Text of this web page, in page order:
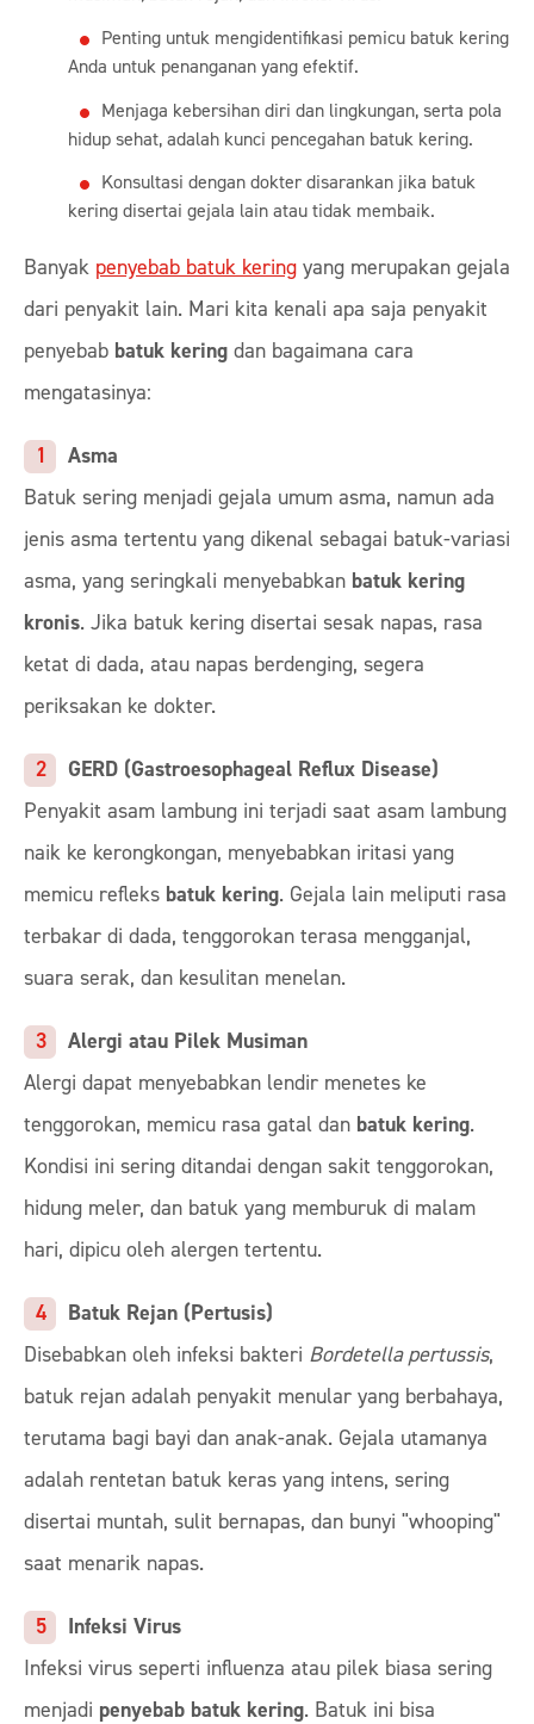
Penting untuk mengidentifikasi pemicu batuk kering
Anda untuk penanganan yang efektif.
Menjaga kebersihan diri dan lingkungan, serta pola
hidup sehat, adalah kunci pencegahan batuk kering.
Konsultasi dengan dokter disarankan jika batuk
kering disertai gejala lain atau tidak membaik.
Banyak penyebab batuk kering yang merupakan gejala
dari penyakit lain. Mari kita kenali apa saja penyakit
penyebab batuk kering dan bagaimana cara
mengatasinya:
Asma
Batuk sering menjadi gejala umum asma, namun ada
jenis asma tertentu yang dikenal sebagai batuk-variasi
asma, yang seringkali menyebabkan batuk kering
kronis. Jika batuk kering disertai sesak napas, rasa
ketat di dada, atau napas berdenging, segera
periksakan ke dokter.
GERD (Gastroesophageal Reflux Disease)
Penyakit asam lambung ini terjadi saat asam lambung
naik ke kerongkongan, menyebabkan iritasi yang
memicu refleks batuk kering. Gejala lain meliputi rasa
terbakar di dada, tenggorokan terasa mengganjal,
suara serak, dan kesulitan menelan.
Alergi atau Pilek Musiman
Alergi dapat menyebabkan lendir menetes ke
tenggorokan, memicu rasa gatal dan batuk kering.
Kondisi ini sering ditandai dengan sakit tenggorokan,
hidung meler, dan batuk yang memburuk di malam
hari, dipicu oleh alergen tertentu.
Batuk Rejan (Pertusis)
Disebabkan oleh infeksi bakteri Bordetella pertussis,
batuk rejan adalah penyakit menular yang berbahaya,
terutama bagi bayi dan anak-anak. Gejala utamanya
adalah rentetan batuk keras yang intens, sering
disertai muntah, sulit bernapas, dan bunyi "whooping"
saat menarik napas.
Infeksi Virus
Infeksi virus seperti influenza atau pilek biasa sering
menjadi penyebab batuk kering. Batuk ini bisa